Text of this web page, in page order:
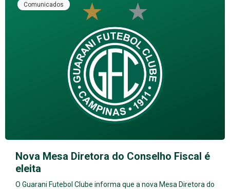
Comunicados
Nova Mesa Diretora do Conselho Fiscal é
eleita
O Guarani Futebol Clube informa que a nova Mesa Diretora do